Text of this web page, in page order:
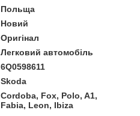
Польща
Новий
Оригінал
Легковий автомобіль
6Q0598611
Skoda
Cordoba, Fox, Polo, A1,
Fabia, Leon, Ibiza